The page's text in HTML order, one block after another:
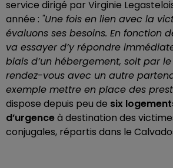
service dirigé par Virginie
année : "Une fois en lien avec la
évaluons ses besoins. En fonction
va essayer d’y répondre
biais d’un hébergement, soit par le
rendez-vous avec un autre
exemple mettre en place des
dispose depuis peu de six
d’urgenceà destination des
conjugales, répartis dans le